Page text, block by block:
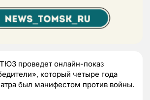
проведет онлайн-показ
который четыре года
был манифестом против войны.